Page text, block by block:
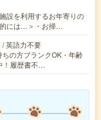
設を利用するお年寄りの
的には…＞・お掃…
/ 英語力不要
の方ブランクOK・年齢
！履歴書不…